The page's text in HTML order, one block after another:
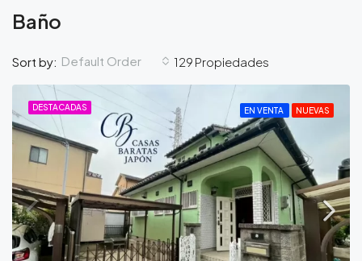
Baño
129 Propiedades
Sort by: Default Order
DESTACADAS EN VENTA NUEVAS